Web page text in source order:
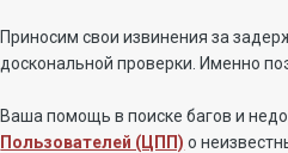
Приносим свои извинения за
доскональной проверки. Именно
Ваша помощь в поиске багов и
Пользователей (ЦПП) о